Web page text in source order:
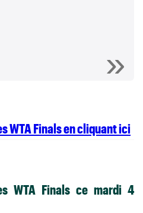
WTA Finals en cliquant ici
WTA Finals ce mardi 4